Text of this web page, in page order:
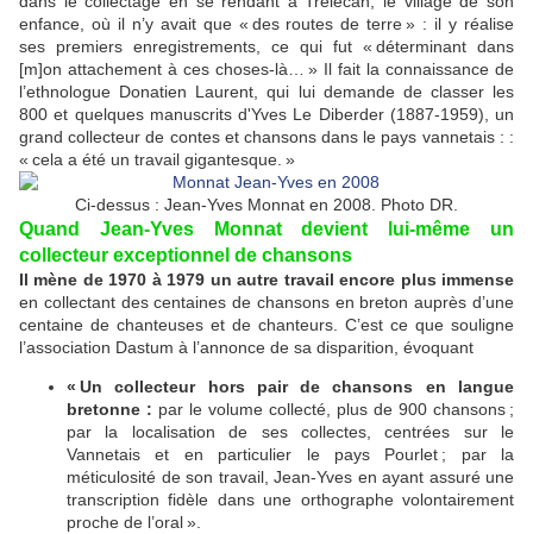
enfance, où il n’y avait que « des routes de terre » : il y réalise
ses premiers enregistrements, ce qui fut « déterminant dans
[m]on attachement à ces choses-là… » Il fait la connaissance de
l’ethnologue Donatien Laurent, qui lui demande de classer les
800 et quelques manuscrits d'Yves Le Diberder (1887-1959), un
grand collecteur de contes et chansons dans le pays vannetais : :
« cela a été un travail gigantesque. »
Ci-dessus : Jean-Yves Monnat en 2008. Photo DR.
Quand Jean-Yves Monnat devient lui-même un
collecteur exceptionnel de chansons
Il mène de 1970 à 1979 un autre travail encore plus immense
en collectant des centaines de chansons en breton auprès d’une
centaine de chanteuses et de chanteurs. C’est ce que souligne
l’association Dastum à l’annonce de sa disparition, évoquant
« Un collecteur hors pair de chansons en langue
bretonne : par le volume collecté, plus de 900 chansons ;
par la localisation de ses collectes, centrées sur le
Vannetais et en particulier le pays Pourlet ; par la
méticulosité de son travail, Jean-Yves en ayant assuré une
transcription fidèle dans une orthographe volontairement
proche de l’oral ».